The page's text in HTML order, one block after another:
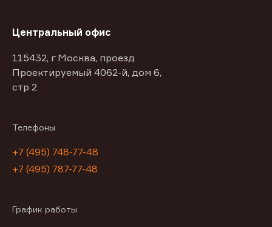
Центральный офис
115432, г Москва, проезд
Проектируемый 4062-й, дом 6,
стр 2
Телефоны
+7 (495) 748-77-48
+7 (495) 787-77-48
График работы